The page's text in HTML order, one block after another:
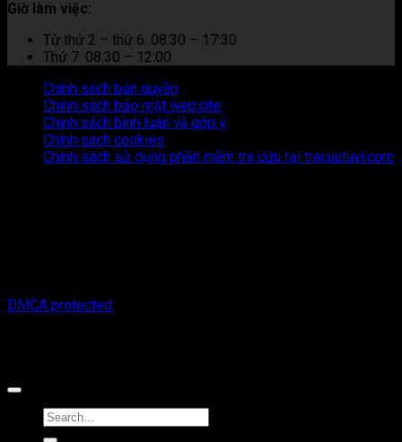
Giờ làm việc:
Từ thứ 2 – thứ 6: 08:30 – 17:30
Thứ 7: 08:30 – 12:00
Chính sách bản quyền
Chính sách bảo mật website
Chính sách bình luận và góp ý
Chính sách cookies
Chính sách sử dụng phần mềm tra cứu tại tracuutuvi.com
DMCA protected